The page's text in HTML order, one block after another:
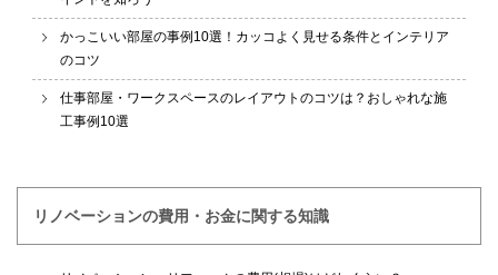
かっこいい部屋の事例10選！カッコよく見せる条件とインテリア
のコツ
仕事部屋・ワークスペースのレイアウトのコツは？おしゃれな施
工事例10選
リノベーションの費用・お金に関する知識